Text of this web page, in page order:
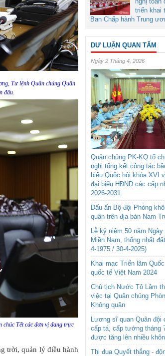
Tư lệnh Quân chủng Quân
đấu.
Tết các đơn vị đang trực
trời, quản lý điều hành
triển khai
Ban Chấp hành Trung
DƯ LUẬN QUAN TÂM
Ngày 2 Tháng 4, 2026
Quân chủng PK-KQ tổ
nghị tổng kết công tác
biểu Quốc hội khóa XVI
đại biểu HĐND các cấp
2026-2031
Dấu ấn Bộ đội Phòng
quân trên địa bàn Nam
Lễ kỷ niệm 50 năm Ngày
Miền Nam, thống nhất
4-1975 / 30-4-2025)
Khai mạc Triển lãm
quốc tế Việt Nam 2024
Chủ tịch Nước Tô Lâm
việc tại Quân chủng
Không quân
Lương sĩ quan Quân đội
cấp tá, cấp tướng tháng
được tăng lên nhiều
Thi đua Quyết thắng -